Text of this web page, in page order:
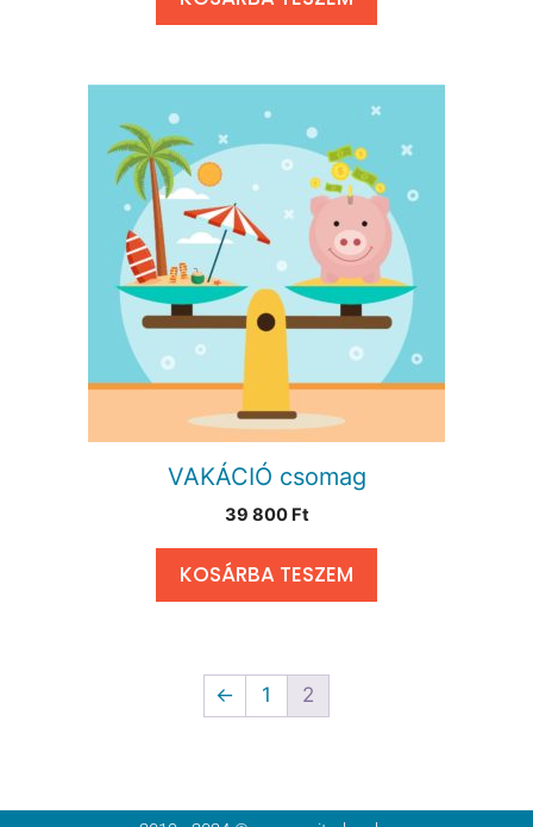
VAKÁCIÓ csomag
39 800 Ft
KOSÁRBA TESZEM
← 1 2